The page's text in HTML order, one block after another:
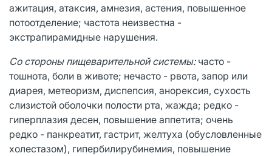
ажитация, атаксия, амнезия, астения, повышенное
потоотделение; частота неизвестна -
экстрапирамидные нарушения.
Со стороны пищеварительной системы:часто -
тошнота, боли в животе; нечасто - рвота, запор или
диарея, метеоризм, диспепсия, анорексия, сухость
слизистой оболочки полости рта, жажда; редко -
гиперплазия десен, повышение аппетита; очень
редко - панкреатит, гастрит, желтуха (обусловленные
холестазом), гипербилирубинемия, повышение